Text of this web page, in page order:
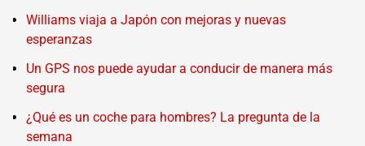
Williams viaja a Japón con mejoras y nuevas
esperanzas
Un GPS nos puede ayudar a conducir de manera más
segura
¿Qué es un coche para hombres? La pregunta de la
semana